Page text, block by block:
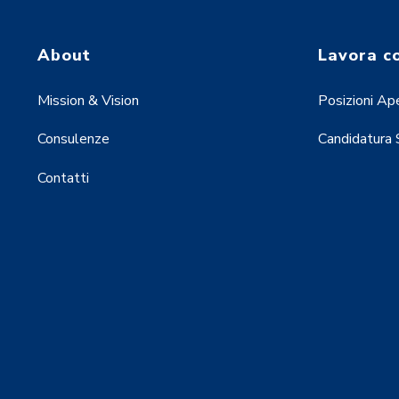
About
Mission & Vision
Consulenze
Contatti
Lavora
Posizioni
Candidatura